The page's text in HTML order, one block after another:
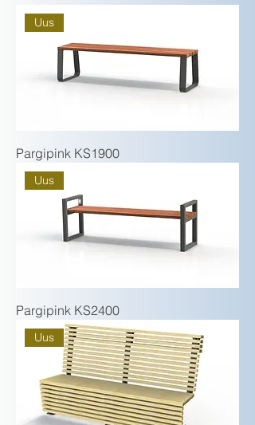
Uus
Pargipink KS1900
Uus
Pargipink KS2400
Uus